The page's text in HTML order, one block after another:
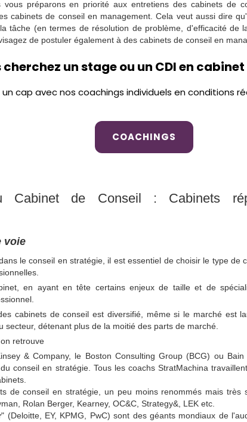
vous préparons en priorité aux entretiens des cabinets de
cabinets de conseil en management. Cela veut aussi dire
tâche (en termes de résolution de problème, d'efficacité de
de postuler également à des cabinets de conseil en
cherchez un stage ou un CDI en
un cap avec nos coachings individuels en conditions
COACHINGS
Cabinet de Conseil : Cabinets
voie
le conseil en stratégie, il est essentiel de choisir le type de
en ayant en tête certains enjeux de taille et de
cabinets de conseil est diversifié, même si le marché est
secteur, détenant plus de la moitié des parts de marché.
retrouve
& Company, le Boston Consulting Group (BCG) ou
conseil en stratégie. Tous les coachs StratMachina
de conseil en stratégie, un peu moins renommés mais très
Rolan Berger, Kearney, OC&C, Strategy&, LEK etc.
" (Deloitte, EY, KPMG, PwC) sont des géants mondiaux de